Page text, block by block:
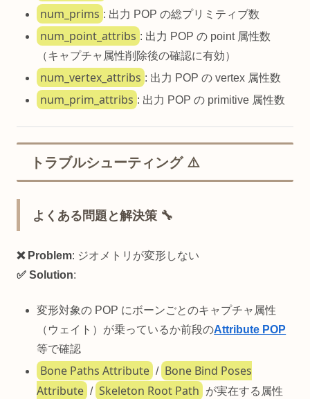
num_prims : 出力 POP の総プリミティブ数
num_point_attribs : 出力 POP の point 属性数
（キャプチャ属性削除後の確認に有効）
num_vertex_attribs : 出力 POP の vertex 属性数
num_prim_attribs : 出力 POP の primitive 属性数
トラブルシューティング ⚠️
よくある問題と解決策 🔧
❌ Problem: ジオメトリが変形しない
✅ Solution:
変形対象の POP にボーンごとのキャプチャ属性
（ウェイト）が乗っているか前段のAttribute POP
等で確認
Bone Paths Attribute / Bone Bind Poses
Attribute / Skeleton Root Path
が実在する属性